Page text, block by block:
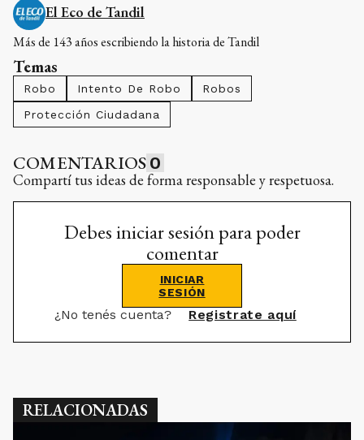
El Eco de Tandil
Más de 143 años escribiendo la historia de Tandil
Temas
Robo Intento De Robo
Robos
Protección Ciudadana
COMENTARIOS 0
Compartí tus ideas de forma responsable y respetuosa.
Debes iniciar sesión para poder
comentar
INICIAR
SESIÓN
¿No tenés cuenta? Registrate aquí
RELACIONADAS